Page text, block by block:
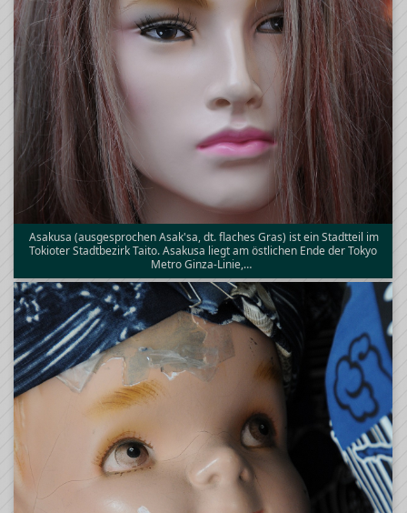
Asakusa (ausgesprochen Asak'sa, dt. flaches Gras) ist ein Stadtteil im
Tokioter Stadtbezirk Taito. Asakusa liegt am östlichen Ende der Tokyo
Metro Ginza-Linie,…